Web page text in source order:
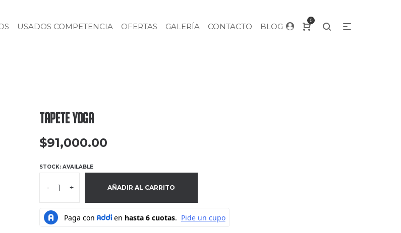
0
USADOS COMPETENCIA OFERTAS GALERÍA CONTACTO BLOG
Tapete Yoga
$91,000.00
STOCK: AVAILABLE
- + AÑADIR AL CARRITO